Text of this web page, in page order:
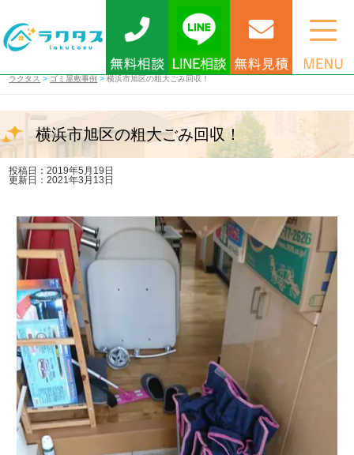
ラクタス > ゴミ屋敷事例 >横浜市旭区の粗大ごみ回収！
横浜市旭区の粗大ごみ回収！
投稿日：2019年5月19日
更新日：2021年3月13日